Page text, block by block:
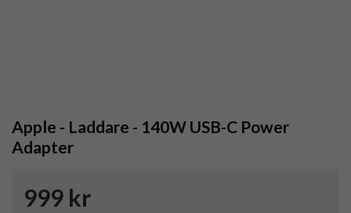
Apple - Laddare - 140W USB-C Power
Adapter
999 kr